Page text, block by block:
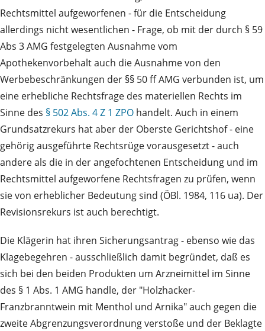
Rechtsmittel aufgeworfenen - für die Entscheidung
allerdings nicht wesentlichen - Frage, ob mit der durch § 59
Abs 3 AMG festgelegten Ausnahme vom
Apothekenvorbehalt auch die Ausnahme von den
Werbebeschränkungen der §§ 50 ff AMG verbunden ist, um
eine erhebliche Rechtsfrage des materiellen Rechts im
Sinne des § 502 Abs. 4 Z 1 ZPO handelt. Auch in einem
Grundsatzrekurs hat aber der Oberste Gerichtshof - eine
gehörig ausgeführte Rechtsrüge vorausgesetzt - auch
andere als die in der angefochtenen Entscheidung und im
Rechtsmittel aufgeworfene Rechtsfragen zu prüfen, wenn
sie von erheblicher Bedeutung sind (ÖBl. 1984, 116 ua). Der
Revisionsrekurs ist auch berechtigt.
Die Klägerin hat ihren Sicherungsantrag - ebenso wie das
Klagebegehren - ausschließlich damit begründet, daß es
sich bei den beiden Produkten um Arzneimittel im Sinne
des § 1 Abs. 1 AMG handle, der "Holzhacker-
Franzbranntwein mit Menthol und Arnika" auch gegen die
zweite Abgrenzungsverordnung verstoße und der Beklagte